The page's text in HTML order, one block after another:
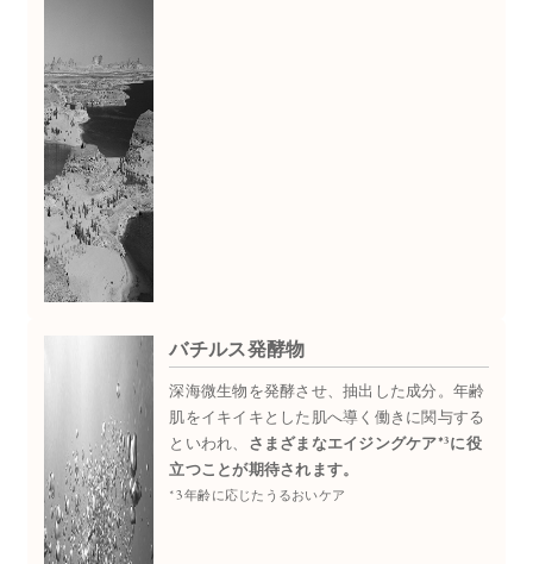
バチルス発酵物
深海微生物を発酵させ、抽出した成分。年齢
肌をイキイキとした肌へ導く働きに関与する
といわれ、 さまざまなエイジングケア*3に役
立つことが期待されます。
*3 年齢に応じたうるおいケア